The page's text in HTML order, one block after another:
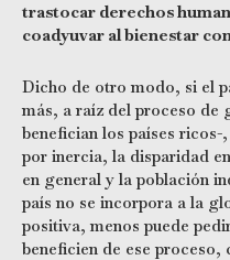
trastocar derechos
coadyuvar al bienestar
Dicho de otro modo, si el
más, a raíz del proceso de
benefician los países
por inercia, la disparidad
en general y la población
país no se incorpora a la
positiva, menos puede
beneficien de ese proceso,